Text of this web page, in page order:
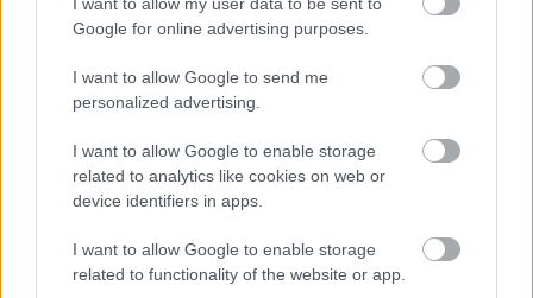
Google for online advertising purposes.
I want to allow Google to send me
personalized advertising.
I want to allow Google to enable storage
related to analytics like cookies on web or
device identifiers in apps.
I want to allow Google to enable storage
related to functionality of the website or app.
Mire a végére értem, potyogtak a könnyeim a